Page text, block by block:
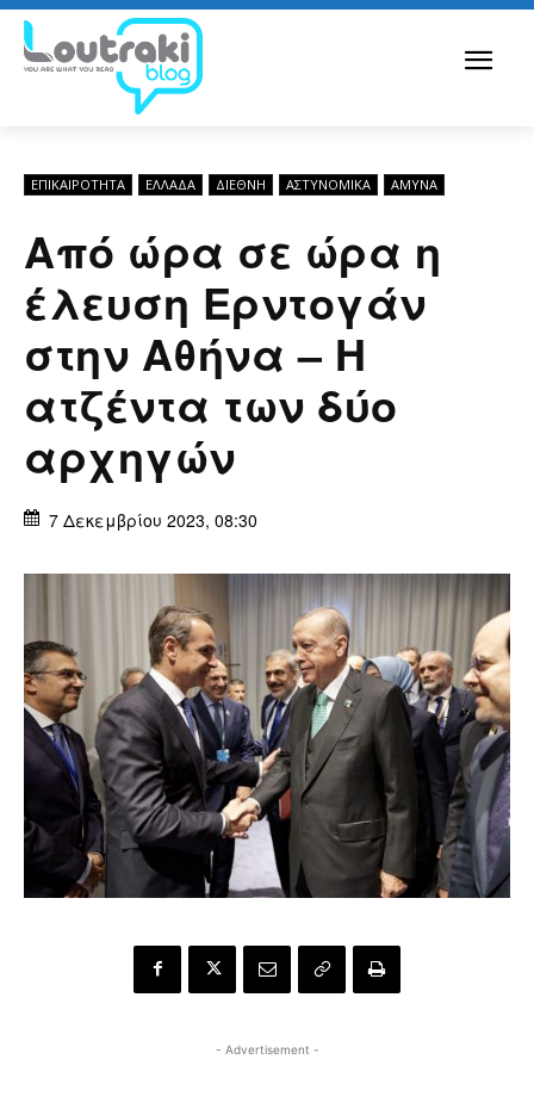
ΕΠΙΚΑΙΡΟΤΗΤΑ ΕΛΛΆΔΑ ΔΙΕΘΝΉ ΑΣΤΥΝΟΜΙΚΆ ΆΜΥΝΑ
Από ώρα σε ώρα η
έλευση Ερντογάν
στην Αθήνα – Η
ατζέντα των δύο
αρχηγών
7 Δεκεμβρίου 2023, 08:30
- Advertisement -